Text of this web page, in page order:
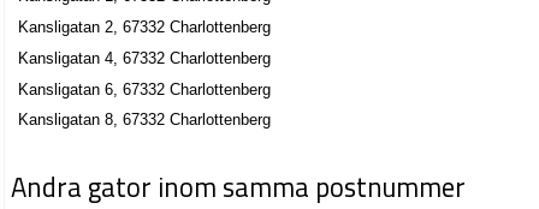
Kansligatan 2, 67332 Charlottenberg
Kansligatan 4, 67332 Charlottenberg
Kansligatan 6, 67332 Charlottenberg
Kansligatan 8, 67332 Charlottenberg
Andra gator inom samma postnummer